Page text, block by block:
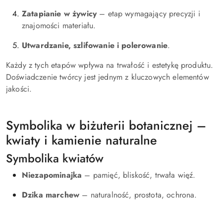
Zatapianie w żywicy– etap wymagający precyzji i
znajomości materiału.
Utwardzanie, szlifowanie i polerowanie.
Każdy z tych etapów wpływa na trwałość i estetykę produktu.
Doświadczenie twórcy jest jednym z kluczowych elementów
jakości.
Symbolika w biżuterii botanicznej –
kwiaty i kamienie naturalne
Symbolika kwiatów
Niezapominajka – pamięć, bliskość, trwała więź.
Dzika marchew – naturalność, prostota, ochrona.